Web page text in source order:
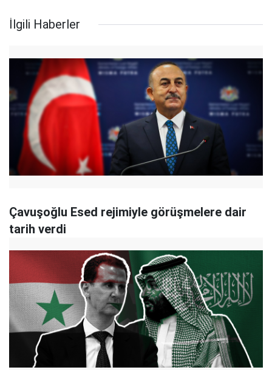
İlgili Haberler
Çavuşoğlu Esed rejimiyle görüşmelere dair
tarih verdi